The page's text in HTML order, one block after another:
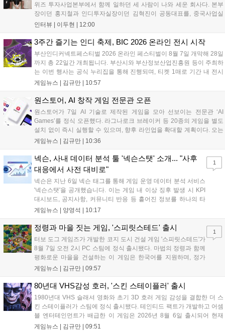
위즈 투자사업본부에서 함께 일하던 세 사람이 나와 세운 회사다. 본부
장이던 홍지철과 인디투자실장이던 김혁진이 공동대표를, 중국사업실
장이던 이민정이 이사를 맡았다. 출범 한 달여 만에 위메이드맥스의 전
들어왔다. 서비스 중인...
인터뷰 | 이두현 12:00
3주간 즐기는 인디 축제, BIC 2026 온라인 전시 시작
부산인디커넥트페스티벌 2026 온라인 페스티벌이 8월 7일 개막해 28일
까지 총 22일간 개최됩니다. 부산시와 부산정보산업진흥원 등이 주최하
는 이번 행사는 공식 누리집을 통해 진행되며, 티켓 1매로 기간 내 전시
작을 제한 없이 체험할 수 있습니다. 일반 및 루키 부문 등 다양한 인디게
세계 누구나 참여 가능한 이번 행사는 역대 최대 규모로 열려 인디게임
생태계 확장에 기여할 전망입니다....
게임뉴스 | 김규만 10:57
원스토어, AI 창작 게임 전문관 오픈
원스토어가 7일 AI 기술로 제작된 게임을 모아 선보이는 전문관 ‘AI
Games’를 정식 오픈했다. 라그나로크 브레이커 등 20종의 게임을 별도
설치 없이 즉시 실행할 수 있으며, 향후 라인업을 확대할 계획이다. 오는
11일부터는 게임 실행 시 할인 쿠폰을 지급하는 오픈 기념 이벤트도 진
있는 환경을 조성해 창작자와 이용자 모두에게 새로운 경험을 제공할 것
으로 기대된다....
게임뉴스 | 김규만 10:36
넥슨, 사내 데이터 분석 툴 '넥슨스탯' 소개... "사후
대응에서 사전 대비로"
넥슨은 지난 6일 넥슨 태그를 통해 게임 운영 데이터 분석 서비스
'넥슨스탯'을 공개했습니다. 이는 게임 내 이상 징후 발생 시 KPI
대시보드, 공지사항, 커뮤니티 반응 등 흩어진 정보를 하나의 타
임라인에 연결해 원인을 빠르게 파악하도록 돕는 관제 허브입니
중심의 운영 방식을 사전 대비 체계로 전환하며 데이터 기반의 효
율적인 의사결정을 지원하고 있습니다....
게임뉴스 | 양영석 10:17
1
정령과 마을 짓는 게임, '스피릿스테드' 출시
터보 도그 게임즈가 개발한 코지 도시 건설 게임 '스피릿스테드'가
8월 7일 오전 2시 PC 스팀에 정식 출시됐다. 마법의 정령과 함께
평화로운 마을을 건설하는 이 게임은 한국어를 지원하며, 정가
10,700원에서 10% 할인된 9,630원에 판매된다. 플레이어는 어
고 정령을 활용해 공동체를 성장시킬 수 있다. 따뜻한 손그림 그
래픽이 특징이며, 부담 없이 즐길 수 있는 힐링 게임으로 기대를
모으고 있다....
게임뉴스 | 김규만 09:57
1
80년대 VHS감성 호러, '스킨 스테이플러' 출시
1980년대 VHS 슬래셔 영화와 초기 3D 호러 게임 감성을 결합한 더 스
킨 스테이플러가 스팀에 정식 출시됐다. 테인티드 팩트가 개발하고 어셈
블 엔터테인먼트가 배급한 이 게임은 2026년 8월 6일 출시되어 현재
15,000원에 판매 중이다. 캐리언 시티를 배경으로 연쇄살인 사건을 추적
게임뉴스 | 김규만 09:51